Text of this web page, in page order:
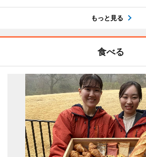
もっと見る
食べる